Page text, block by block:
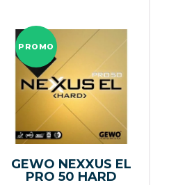
PROMO
GEWO NEXXUS EL
PRO 50 HARD